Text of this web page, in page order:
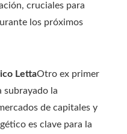
cruciales para
los próximos
LettaOtro ex primer
subrayado la
de capitales y
es clave para la